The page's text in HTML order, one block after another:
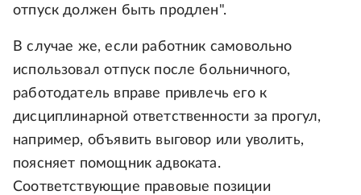
отпуск должен быть продлен".
В случае же, если работник самовольно
использовал отпуск после больничного,
работодатель вправе привлечь его к
дисциплинарной ответственности за прогул,
например, объявить выговор или уволить,
поясняет помощник адвоката.
Соответствующие правовые позиции